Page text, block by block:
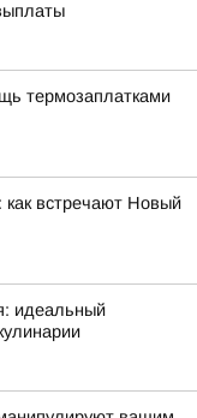
термозаплатками
встречают Новый
идеальный